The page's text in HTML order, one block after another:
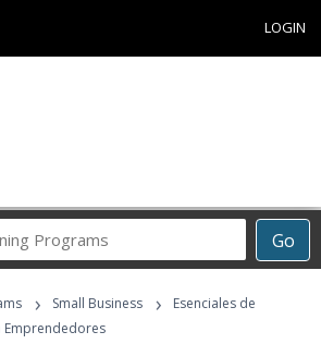
LOGIN
Go
Career
Programs
› Small Business ›
Esenciales de
Emprendedores